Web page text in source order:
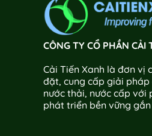
CÔNG TY CỔ PHẦN CẢI
Cải Tiến Xanh là đơn vị
đặt, cung cấp giải
nước thải, nước cấp với
phát triển bền vững